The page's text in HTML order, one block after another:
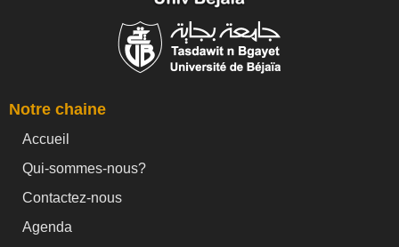
Notre chaine
Accueil
Qui-sommes-nous?
Contactez-nous
Agenda